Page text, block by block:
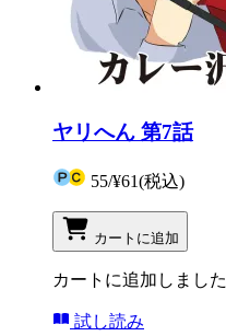
ヤリへん 第7話
55/¥61(税込)
カートに追加
カートに追加しました
試し読み